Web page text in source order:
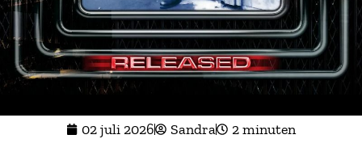
02 juli 2026 Sandra 2 minuten